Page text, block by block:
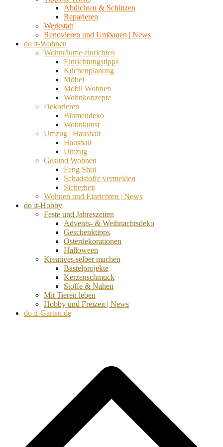
Abdichten & Schützen
Reparieren
Werkstatt
Renovieren und Umbauen | News
do it-Wohnen
Wohnräume einrichten
Einrichtungstipps
Küchenplanung
Möbel
Mobil Wohnen
Wohnkonzepte
Dekorieren
Blumendeko
Wohnkunst
Umzug | Haushalt
Haushalt
Umzug
Gesund Wohnen
Feng Shui
Schadstoffe vermeiden
Sicherheit
Wohnen und Einrichten | News
do it-Hobby
Feste und Jahreszeiten
Advents- & Weihnachtsdeko
Geschenktipps
Osterdekorationen
Halloween
Kreatives selber machen
Bastelprojekte
Kerzenschmuck
Stoffe & Nähen
Mit Tieren leben
Hobby und Freizeit | News
do it-Garten.de